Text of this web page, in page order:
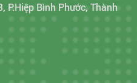
P.Hiệp Bình Phước, Thành